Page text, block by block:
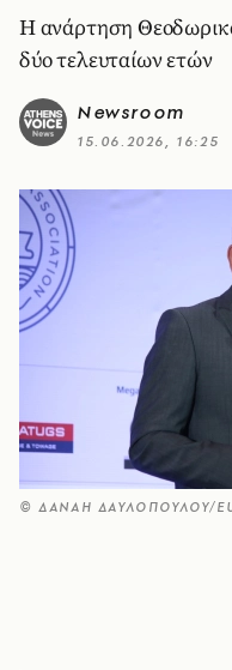
Η ανάρτηση
δύο τελευταίων ετών
Newsroom
15.06.2026, 16:25
© ΔΑΝΑΗ ΔΑΥΛΟΠΟΥΛΟΥ/